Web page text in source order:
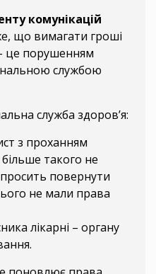
комунікацій
що вимагати гроші
це порушенням
службою
служба здоров’я:
з проханням
такого не
повернути
не мали права
лікарні – органу